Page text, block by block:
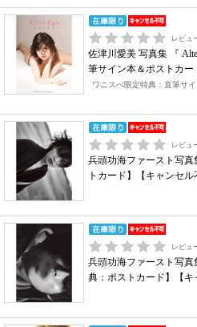
レビュ
佐津川愛美 写真集 『
筆サイン本＆ポストカー
ワニスぺ限定特典：直筆サ
レビュ
兵頭功海ファースト写
トカード】【キャンセル
レビュ
兵頭功海ファースト写
典：ポストカード】【キ